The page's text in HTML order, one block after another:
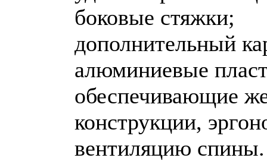
боковые стяжки;
дополнительный
алюминиевые
обеспечивающие
конструкции,
вентиляцию спины.